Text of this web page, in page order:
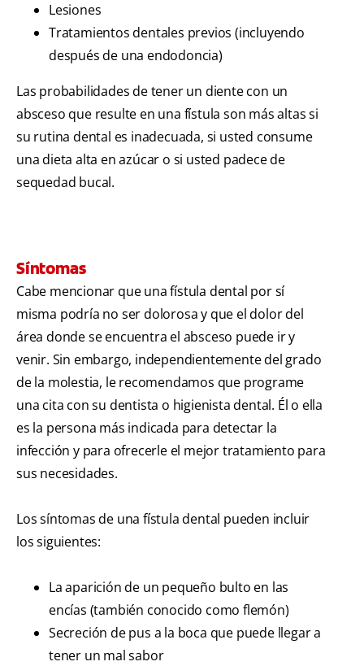
Lesiones
Tratamientos dentales previos (incluyendo
después de una endodoncia)
Las probabilidades de tener un diente con un
absceso que resulte en una fístula son más altas si
su rutina dental es inadecuada, si usted consume
una dieta alta en azúcar o si usted padece de
sequedad bucal.
Síntomas
Cabe mencionar que una fístula dental por sí
misma podría no ser dolorosa y que el dolor del
área donde se encuentra el absceso puede ir y
venir. Sin embargo, independientemente del grado
de la molestia, le recomendamos que programe
una cita con su dentista o higienista dental. Él o ella
es la persona más indicada para detectar la
infección y para ofrecerle el mejor tratamiento para
sus necesidades.
Los síntomas de una fístula dental pueden incluir
los siguientes:
La aparición de un pequeño bulto en las
encías (también conocido como flemón)
Secreción de pus a la boca que puede llegar a
tener un mal sabor